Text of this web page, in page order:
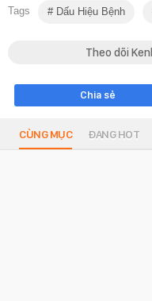
Tags Dấu Hiệu Bệnh
Theo dõi
Chia sẻ
CÙNG MỤC ĐANG HOT